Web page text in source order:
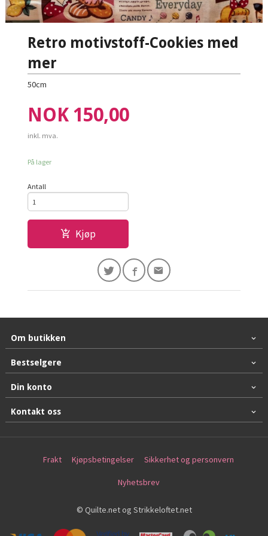
Retro motivstoff-Cookies med
mer
50cm
Pris
NOK 150,00
inkl. mva.
På lager
Antall
Kjøp
Om butikken
Bestselgere
Din konto
Kontakt oss
Frakt Kjøpsbetingelser Sikkerhet og personvern
Nyhetsbrev
© Quilte.net og Strikkeloftet.net